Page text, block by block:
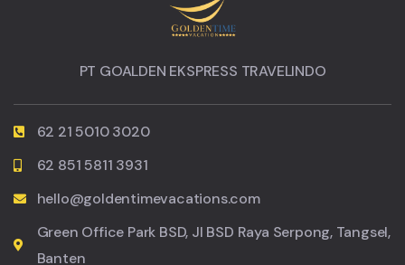
PT GOALDEN EKSPRESS TRAVELINDO
62 21 5010 3020
62 851 5811 3931
hello@goldentimevacations.com
Green Office Park BSD, Jl BSD Raya Serpong, Tangsel,
Banten